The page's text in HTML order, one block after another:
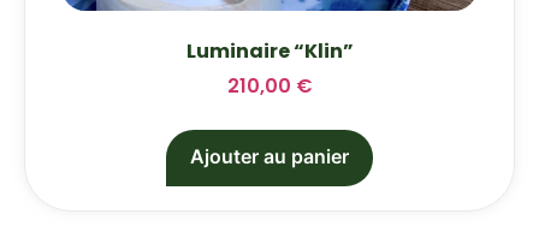
Luminaire “Klin”
210,00 €
Ajouter au panier